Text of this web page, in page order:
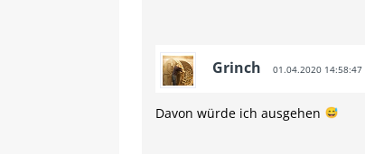
Grinch 01.04.2020 14:58:47
Davon würde ich ausgehen